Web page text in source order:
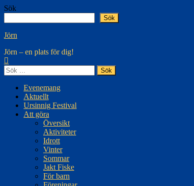
Hoppa
innehåll
Sök
Sök
Jörn
Jörn – en plats för dig!
Sök
efter:
Evenemang
Aktuellt
Ursinnig Festival
Att göra
Översikt
Aktiviteter
Idrott
Vinter
Sommar
Jakt Fiske
För barn